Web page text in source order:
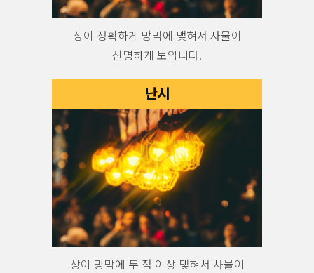
상이 정확하게 망막에 맻혀서 사물이
선명하게 보입니다.
난시
상이 망막에 두 점 이상 맻혀서 사물이